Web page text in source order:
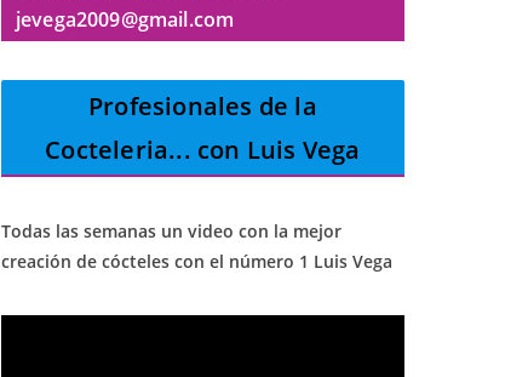
jevega2009@gmail.com
Profesionales de la
Cocteleria... con Luis Vega
Todas las semanas un video con la mejor
creación de cócteles con el número 1 Luis Vega